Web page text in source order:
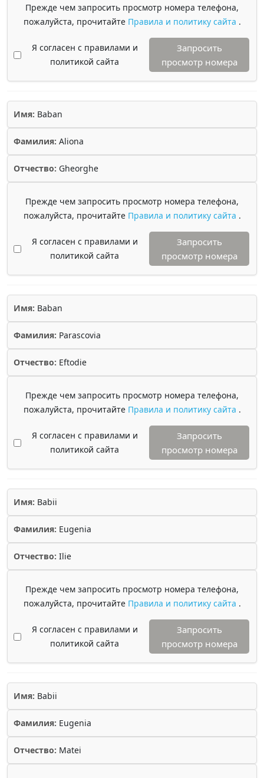
Прежде чем запросить просмотр номера телефона,
пожалуйста, прочитайте Правила и политику сайта .
Я согласен с правилами и
политикой сайта
Запросить
просмотр номера
Имя: Baban
Фамилия: Aliona
Отчество: Gheorghe
Прежде чем запросить просмотр номера телефона,
пожалуйста, прочитайте Правила и политику сайта .
Я согласен с правилами и
политикой сайта
Запросить
просмотр номера
Имя: Baban
Фамилия: Parascovia
Отчество: Eftodie
Прежде чем запросить просмотр номера телефона,
пожалуйста, прочитайте Правила и политику сайта .
Я согласен с правилами и
политикой сайта
Запросить
просмотр номера
Имя: Babii
Фамилия: Eugenia
Отчество: Ilie
Прежде чем запросить просмотр номера телефона,
пожалуйста, прочитайте Правила и политику сайта .
Я согласен с правилами и
политикой сайта
Запросить
просмотр номера
Имя: Babii
Фамилия: Eugenia
Отчество: Matei